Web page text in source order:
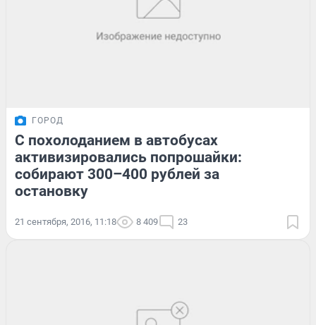
ГОРОД
С похолоданием в автобусах
активизировались попрошайки:
собирают 300–400 рублей за
остановку
21 сентября, 2016, 11:18 8 409 23